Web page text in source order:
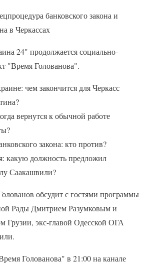
банковского закона и
в Черкассах
24" продолжается социально-
"Время Голованова".
чем закончится для Черкасс
вернутся к обычной работе
закона: кто против?
какую должность предложил
Саакашвили?
обсудит с гостями программы
Рады Дмитрием Разумковым и
Грузии, экс-главой Одесской ОГА
Голованова" в 21:00 на канале